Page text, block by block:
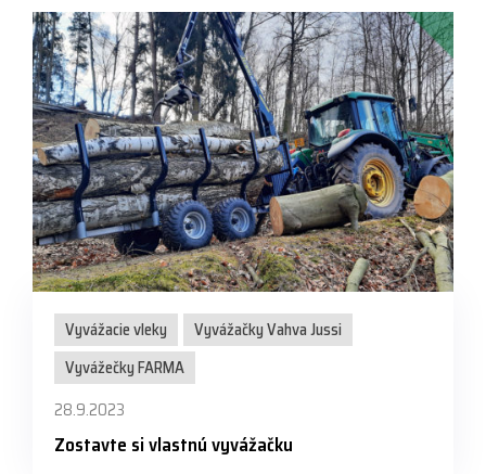
Vyvážacie vleky
Vyvážačky Vahva Jussi
Vyvážečky FARMA
28.9.2023
Zostavte si vlastnú vyvážačku